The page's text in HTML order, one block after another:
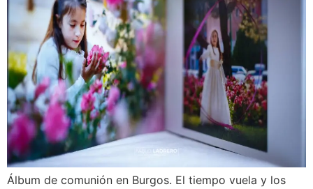
Álbum de comunión en Burgos. El tiempo vuela y los